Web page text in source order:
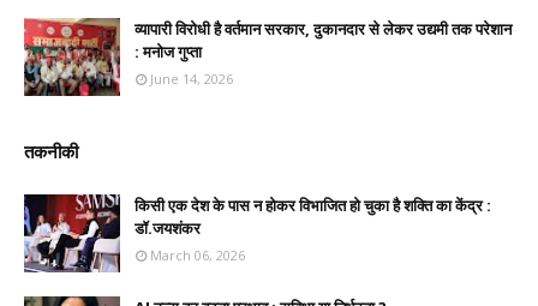
व्यापारी विरोधी है वर्तमान सरकार, दुकानदार से लेकर उद्यमी तक परेशान
: मनोज गुप्ता
June 14, 2026
तकनीकी
किसी एक देश के पास न होकर विभाजित हो चुका है शक्ति का केंद्र :
डॉ.जयशंकर
March 06, 2026